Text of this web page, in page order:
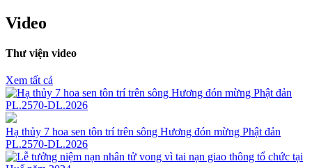
Video
Thư viện video
Xem tất cả
Hạ thủy 7 hoa sen tôn trí trên sông Hương đón mừng Phật đản
PL.2570-DL.2026